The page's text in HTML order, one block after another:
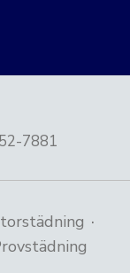
7881
·